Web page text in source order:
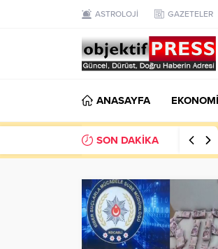
ASTROLOJİ GAZETELER
ANASAYFA EKONOMİ
SON DAKİKA